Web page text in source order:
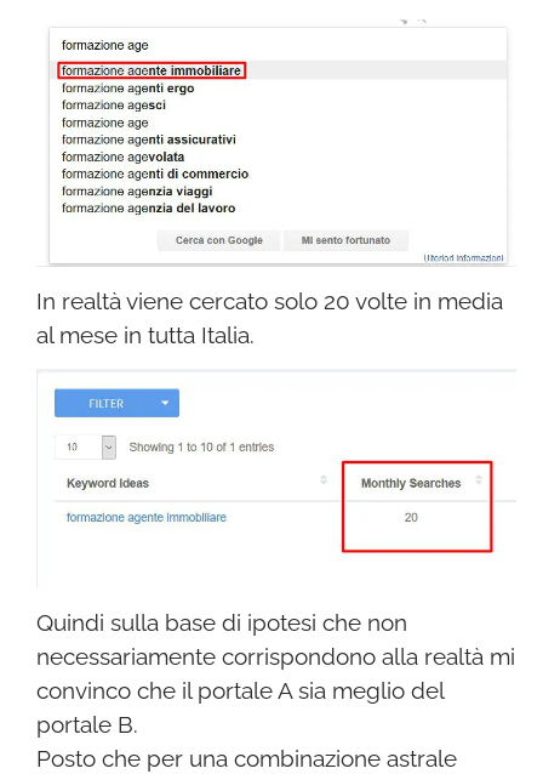
In realtà viene cercato solo 20 volte in media
al mese in tutta Italia.
Quindi sulla base di ipotesi che non
necessariamente corrispondono alla realtà mi
convinco che il portale A sia meglio del
portale B.
Posto che per una combinazione astrale